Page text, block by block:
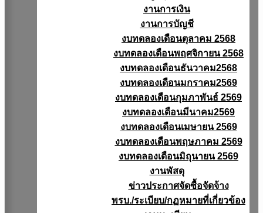
งานการเงิน
งานการบัญชี
งบทดลองเดือนตุลาคม 2568
งบทดลองเดือนพฤศจิกายน 2568
งบทดลองเดือนธันวาคม2568
งบทดลองเดือนมกราคม2569
งบทดลองเดือนกุมภาพันธ์ 2569
งบทดลองเดือนมีนาคม2569
งบทดลองเดือนเมษายน 2569
งบทดลองเดือนพฤษภาคม 2569
งบทดลองเดือนมิถุนายน 2569
งานพัสดุ
ข่าวประกาศจัดซื้อจัดจ้าง
พรบ./ระเบียบ/กฏหมายที่เกี่ยวข้อง